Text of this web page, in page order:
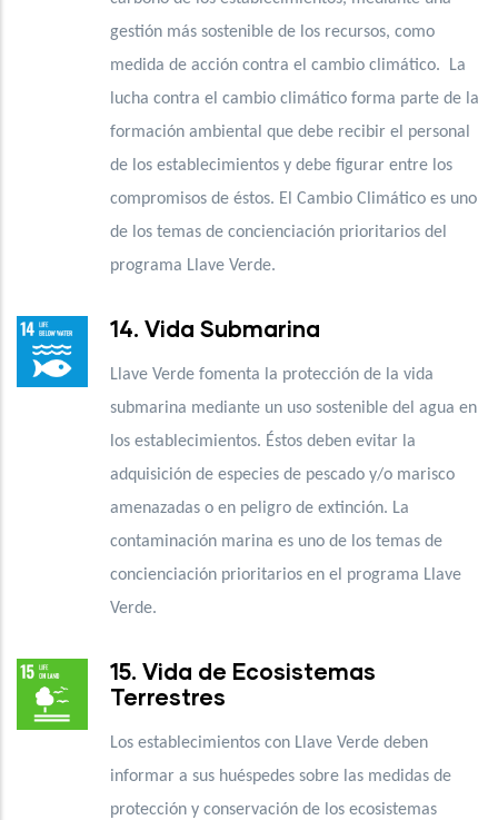
gestión más sostenible de los recursos, como
medida de acción contra el cambio climático. La
lucha contra el cambio climático forma parte de la
formación ambiental que debe recibir el personal
de los establecimientos y debe figurar entre los
compromisos de éstos. El Cambio Climático es uno
de los temas de concienciación prioritarios del
programa Llave Verde.
14. Vida Submarina
Llave Verde fomenta la protección de la vida
submarina mediante un uso sostenible del agua en
los establecimientos. Éstos deben evitar la
adquisición de especies de pescado y/o marisco
amenazadas o en peligro de extinción. La
contaminación marina es uno de los temas de
concienciación prioritarios en el programa Llave
Verde.
15. Vida de Ecosistemas
Terrestres
Los establecimientos con Llave Verde deben
informar a sus huéspedes sobre las medidas de
protección y conservación de los ecosistemas